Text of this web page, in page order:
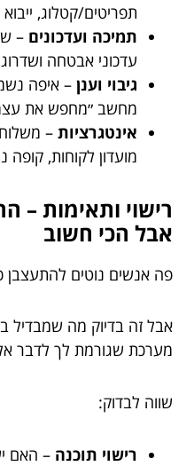
תפריטים/קטלוג,
תמיכה ועדכונים –
עדכוני אבטחה
גיבוי וענן – איפה
מחשב ״מחפש את
אינטגרציות –
מועדון לקוחות,
רישוי ותאימות –
אבל הכי חשוב
פה אנשים נוטים להתעצבן
אבל זה בדיוק מה שמבדיל
מערכת שגורמת לך לדבר
שווה לבדוק:
רישוי תוכנה – האם